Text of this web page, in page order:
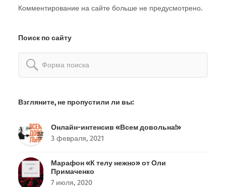
Комментирование на сайте больше не предусмотрено.
Поиск по сайту
Найти:
Взгляните, не пропустили ли вы:
Онлайн-интенсив «Всем довольна!»
3 февраля, 2021
Марафон «К телу нежно» от Оли
Примаченко
7 июля, 2020